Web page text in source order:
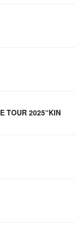
TOUR 2025“KIN